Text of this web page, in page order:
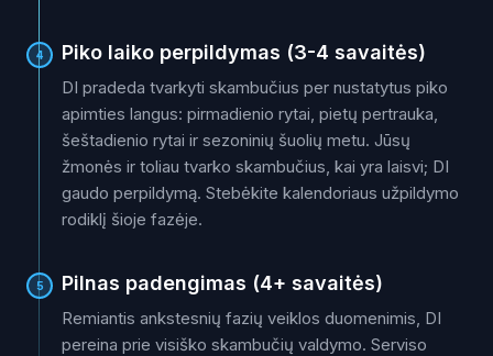
4 Piko laiko perpildymas (3-4 savaitės)
DI pradeda tvarkyti skambučius per nustatytus piko
apimties langus: pirmadienio rytai, pietų pertrauka,
šeštadienio rytai ir sezoninių šuolių metu. Jūsų
žmonės ir toliau tvarko skambučius, kai yra laisvi; DI
gaudo perpildymą. Stebėkite kalendoriaus užpildymo
rodiklį šioje fazėje.
5 Pilnas padengimas (4+ savaitės)
Remiantis ankstesnių fazių veiklos duomenimis, DI
pereina prie visiško skambučių valdymo. Serviso